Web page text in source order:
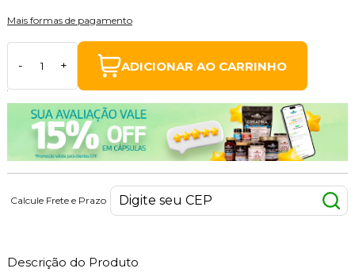
Mais formas de pagamento
- + ADICIONAR AO CARRINHO
Calcule Frete e Prazo
Descrição do Produto